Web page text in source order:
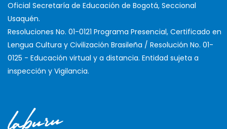
Oficial Secretaría de Educación de Bogotá, Seccional
Usaquén.
Resoluciones No. 01-0121 Programa Presencial, Certificado en
Lengua Cultura y Civilización Brasileña / Resolución No. 01-
0125 - Educación virtual y a distancia. Entidad sujeta a
inspección y Vigilancia.